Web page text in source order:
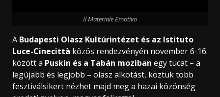
Il Materiale Emotivo
A Budapesti Olasz Kultúrintézet és az Istituto
Luce-Cinecittà közös rendezvényén november 6-16.
között a Puskin és a Tabán moziban egy tucat – a
legújabb és legjobb – olasz alkotást, köztük több
fesztiválsikert nézhet majd meg a hazai közönség